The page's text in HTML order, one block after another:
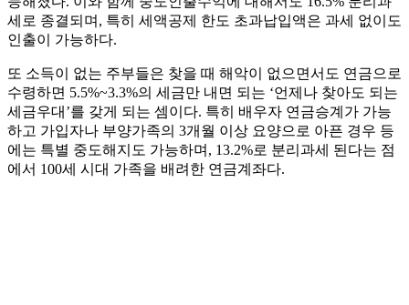
세로 종결되며, 특히 세액공제 한도 초과납입액은 과세 없이도
인출이 가능하다.
또 소득이 없는 주부들은 찾을 때 해악이 없으면서도 연금으로
수령하면 5.5%~3.3%의 세금만 내면 되는 ‘언제나 찾아도 되는
세금우대’를 갖게 되는 셈이다. 특히 배우자 연금승계가 가능
하고 가입자나 부양가족의 3개월 이상 요양으로 아픈 경우 등
에는 특별 중도해지도 가능하며, 13.2%로 분리과세 된다는 점
에서 100세 시대 가족을 배려한 연금계좌다.